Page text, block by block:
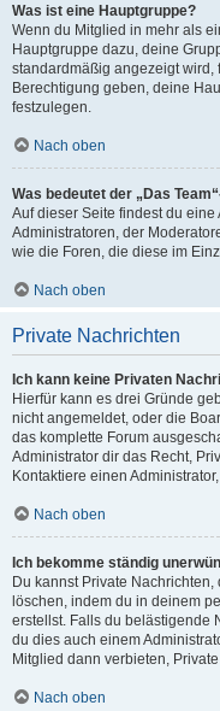
Was ist eine Hauptgruppe?
Wenn du Mitglied in mehr als
Hauptgruppe dazu, deine
standardmäßig angezeigt wird,
Berechtigung geben, deine
festzulegen.
Nach oben
Was bedeutet der „Das
Auf dieser Seite findest du
Administratoren, der
wie die Foren, die diese im
Nach oben
Private Nachrichten
Ich kann keine Privaten
Hierfür kann es drei Gründe
nicht angemeldet, oder die
das komplette Forum
Administrator dir das Recht,
Kontaktiere einen
Nach oben
Ich bekomme ständig
Du kannst Private
löschen, indem du in deinem
erstellst. Falls du belästigende
du dies auch einem
Mitglied dann verbieten,
Nach oben